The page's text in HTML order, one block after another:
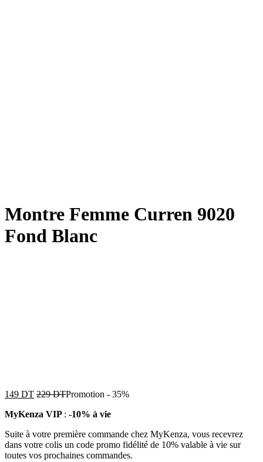
Montre Femme Curren 9020
Fond Blanc
149 DT 229DTPromotion - 35%
MyKenza VIP : -10% à vie
Suite à votre première commande chez MyKenza, vous recevrez
dans votre colis un code promo fidélité de 10% valable à vie sur
toutes vos prochaines commandes.